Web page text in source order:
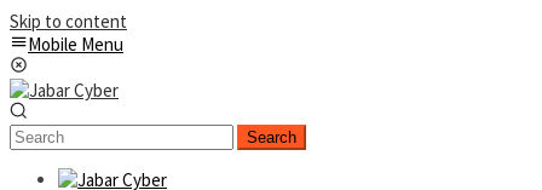
Skip to content
Mobile Menu
Search